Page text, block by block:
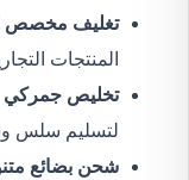
تغليف مخصص
المنتجات
تخليص جمركي
لتسليم سلس
شحن بضائع